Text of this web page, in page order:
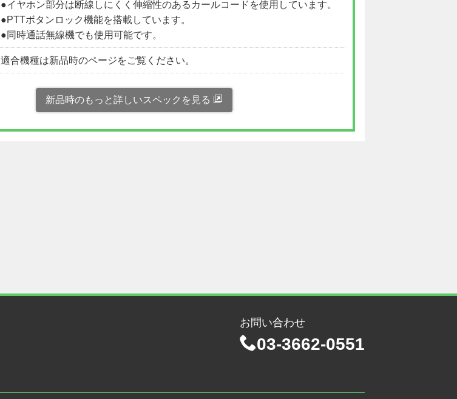
●イヤホン部分は断線しにくく伸縮性のあるカールコードを使用しています。
●PTTボタンロック機能を搭載しています。
●同時通話無線機でも使用可能です。
適合機種は新品時のページをご覧ください。
新品時のもっと詳しいスペックを見る
お問い合わせ
03-3662-0551